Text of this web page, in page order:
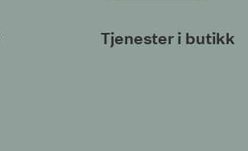
Tjenester i butikk